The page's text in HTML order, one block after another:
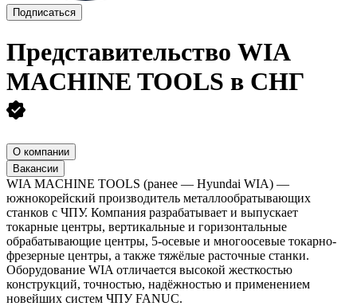
Подписаться
Представительство WIA
MACHINE TOOLS в СНГ
О компании
Вакансии
WIA MACHINE TOOLS (ранее — Hyundai WIA) —
южнокорейский производитель металлообратывающих
станков с ЧПУ. Компания разрабатывает и выпускает
токарные центры, вертикальные и горизонтальные
обрабатывающие центры, 5-осевые и многоосевые токарно-
фрезерные центры, а также тяжёлые расточные станки.
Оборудование WIA отличается высокой жесткостью
конструкций, точностью, надёжностью и применением
новейших систем ЧПУ FANUC.